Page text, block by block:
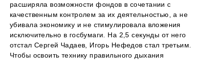
расширяла возможности фондов в сочетании с
качественным контролем за их деятельностью, а не
убивала экономику и не стимулировала вложения
исключительно в госбумаги. На 2,5 секунды от него
отстал Сергей Чадаев, Игорь Нефедов стал третьим.
Чтобы освоить технику правильного дыхания